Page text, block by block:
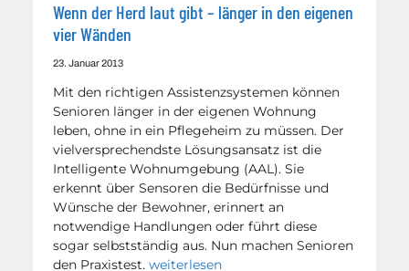
Wenn der Herd laut gibt – länger in den eigenen
vier Wänden
23. Januar 2013
Mit den richtigen Assistenzsystemen können
Senioren länger in der eigenen Wohnung
leben, ohne in ein Pflegeheim zu müssen. Der
vielversprechendste Lösungsansatz ist die
Intelligente Wohnumgebung (AAL). Sie
erkennt über Sensoren die Bedürfnisse und
Wünsche der Bewohner, erinnert an
notwendige Handlungen oder führt diese
sogar selbstständig aus. Nun machen Senioren
den Praxistest.weiterlesen